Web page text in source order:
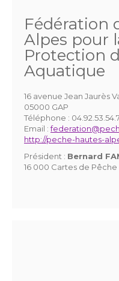
Fédération
Alpes pour
Protection
Aquatique
16 avenue Jean Jaurès
05000 GAP
Téléphone :
Email :
http://peche-hautes-
Président : Bernard
16 000 Cartes de Pêche